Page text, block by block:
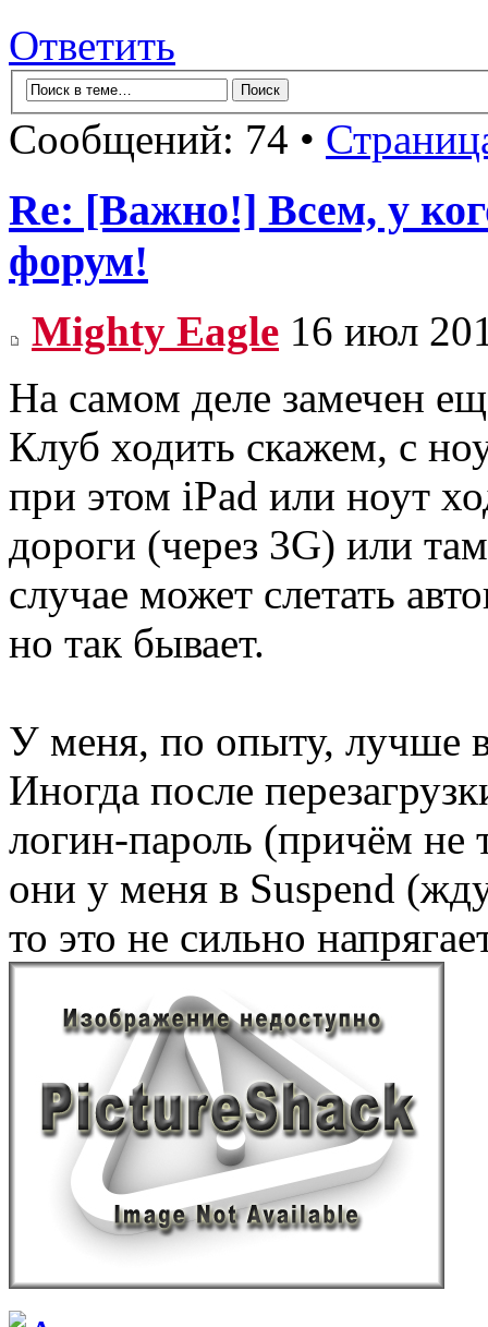
Ответить
Сообщений: 74 •
Re: [Важно!] Всем, у
форум!
Mighty Eagle 16 июл
На самом деле замечен
Клуб ходить скажем, с
при этом iPad или ноут
дороги (через 3G) или
случае может слетать
но так бывает.
У меня, по опыту, лучше
Иногда после
логин-пароль (причём не
они у меня в Suspend
то это не сильно